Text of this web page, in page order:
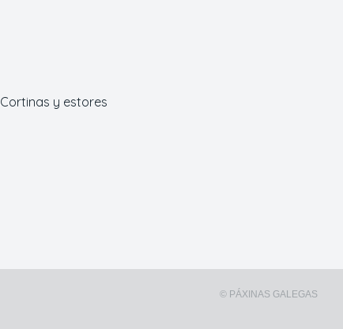
Cortinas y estores
© PÁXINAS GALEGAS